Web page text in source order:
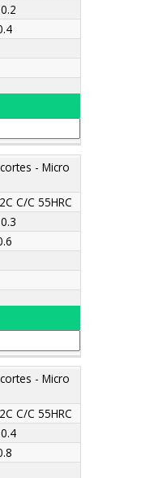
0.2
- Micro
C/C 55HRC
0.3
- Micro
C/C 55HRC
0.4